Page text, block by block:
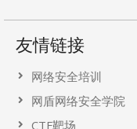
友情链接
网络安全培训
网盾网络安全学院
CTF靶场